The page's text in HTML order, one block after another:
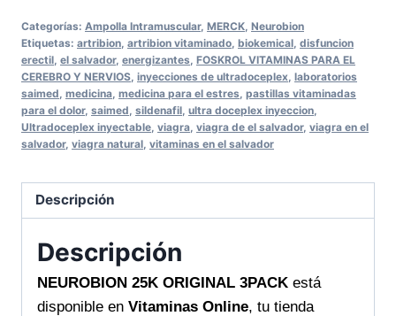
3PACK
máximo
apoyo
para
tu
bienestar
Online
salud
Categorías: Ampolla Intramuscular, MERCK Neurobion
Etiquetas: artribion artribion vitaminado biokemical disfuncion
erectil el salvador, energizantes FOSKROL VITAMINAS PARA EL
CEREBRO Y NERVIOS inyecciones de ultradoceplex laboratorios
saimed medicina medicina para el estres pastillas vitaminadas
para el dolor, saimed sildenafil ultra doceplex inyeccion
Ultradoceplex inyectable viagra viagra de el salvador, viagra en el
salvador, viagra natural vitaminas en el salvador
Descripción
Descripción
NEUROBION 25K ORIGINAL 3PACK está
disponible en Vitaminas Online, tu tienda